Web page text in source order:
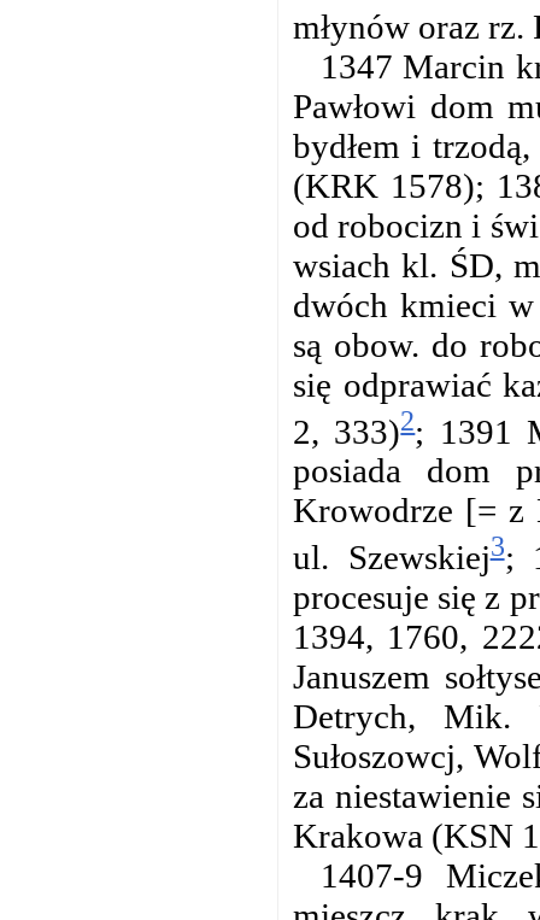
młynów oraz
1347 Marcin
Pawłowi dom
bydłem i
(KRK 1578);
od robocizn i
wsiach kl. ŚD,
dwóch kmieci
są obow. do
się odprawiać
2, 333)2; 1391
posiada dom
Krowodrze [= z
ul. Szewskiej3;
procesuje się z
1394, 1760,
Januszem
Detrych, Mik.
Sułoszowcj,
za niestawienie
Krakowa (KSN
1407-9